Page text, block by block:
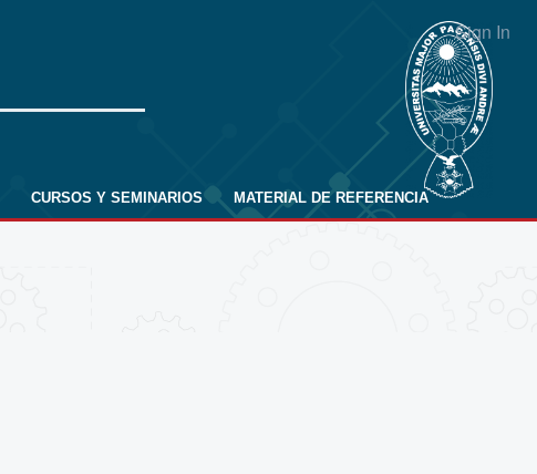
Sign In
CURSOS Y SEMINARIOS MATERIAL DE REFERENCIA